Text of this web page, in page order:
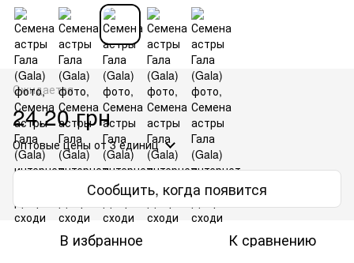
Ожидается
24.20 грн
Оптовые цены от 3 единиц
Сообщить, когда появится
В избранное К сравнению